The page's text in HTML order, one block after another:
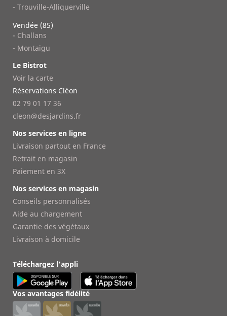
- Trouville-Alliquerville
Vendée (85)
- Challans
- Montaigu
Le Bistrot
Voir la carte
Réservations Cléon
02 79 01 17 36
cleon@desjardins.fr
Nos services en ligne
Livraison partout en France
Retrait en magasin
Paiement en 3X
Nos services en magasin
Conseils personnalisés
Aide au chargement
Garantie des végétaux
Livraison à domicile
Téléchargez l'appli
Vos avantages fidélité